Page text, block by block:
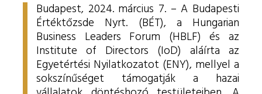
Budapest, 2024. március 7. – A Budapesti
Értéktőzsde Nyrt. (BÉT), a Hungarian
Business Leaders Forum (HBLF) és az
Institute of Directors (IoD) aláírta az
Egyetértési Nyilatkozatot (ENY), mellyel a
sokszínűséget támogatják a hazai